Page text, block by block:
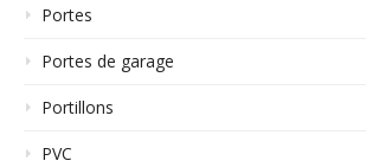
Portes
Portes de garage
Portillons
PVC